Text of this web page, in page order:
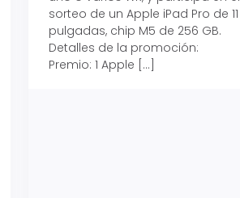
sorteo de un Apple iPad Pro de 11
pulgadas, chip M5 de 256 GB.
Detalles de la promoción:
Premio: 1 Apple […]